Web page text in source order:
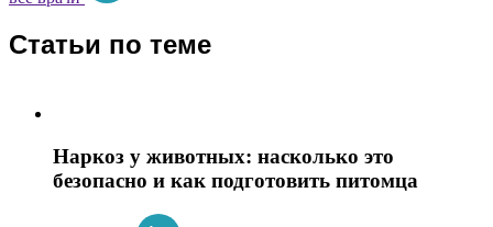
Статьи по теме
Наркоз у животных: насколько это
безопасно и как подготовить питомца